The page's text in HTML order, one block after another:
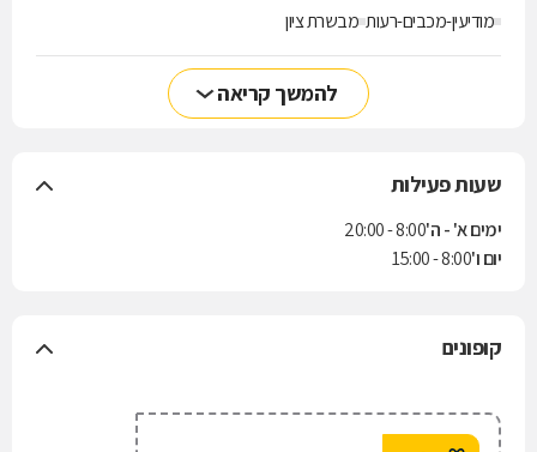
מודיעין-מכבים-רעות מבשרת ציון
להמשך קריאה
שעות פעילות
ימים א' - ה'8:00 - 20:00
יום ו'8:00 - 15:00
קופונים